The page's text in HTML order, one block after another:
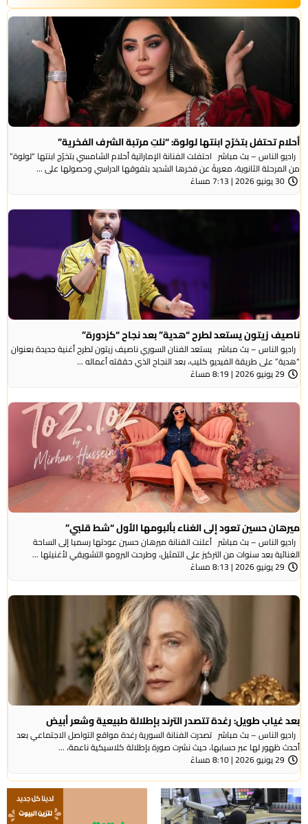
أحلام تحتفل بتخرّج ابنتها لولوة: “نلتِ مرتبة الشرف الفخرية”
راديو الناس – بث مباشر احتفلت الفنانة الإماراتية أحلام الشامسي بتخرّج ابنتها “لولوة”
من المرحلة الثانوية، معربةً عن فخرها الشديد بتفوقها الدراسي وحصولها على ...
30 يونيو 2026 | 7:13 مساءً
ناصيف زيتون يستعد لطرح “هدية” بعد نجاح “كزدورة”
راديو الناس – بث مباشر يستعد الفنان السوري ناصيف زيتون لطرح أغنية جديدة بعنوان
“هدية” على طريقة الفيديو كليب، بعد النجاح الذي حققته أعماله ...
29 يونيو 2026 | 8:19 مساءً
ميرهان حسين تعود إلى الغناء بألبومها الأول “شط قلبي”
راديو الناس – بث مباشر أعلنت الفنانة ميرهان حسين عودتها رسميا إلى الساحة
الغنائية بعد سنوات من التركيز على التمثيل، وطرحت البرومو التشويقي لأغنيتها ...
29 يونيو 2026 | 8:13 مساءً
بعد غياب طويل: رغدة تتصدر الترند بإطلالة طبيعية وشعر أبيض
راديو الناس – بث مباشر تصدرت الفنانة السورية رغدة مواقع التواصل الاجتماعي بعد
أحدث ظهور لها عبر حسابها، حيث نشرت صورة بإطلالة كلاسيكية ناعمة، ...
29 يونيو 2026 | 8:10 مساءً